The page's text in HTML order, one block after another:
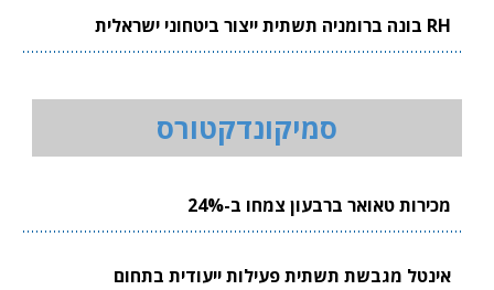
RH בונה ברומניה תשתית ייצור ביטחוני ישראלית
סמיקונדקטורס
מכירות טאואר ברבעון צמחו ב-24%
אינטל מגבשת תשתית פעילות ייעודית בתחום